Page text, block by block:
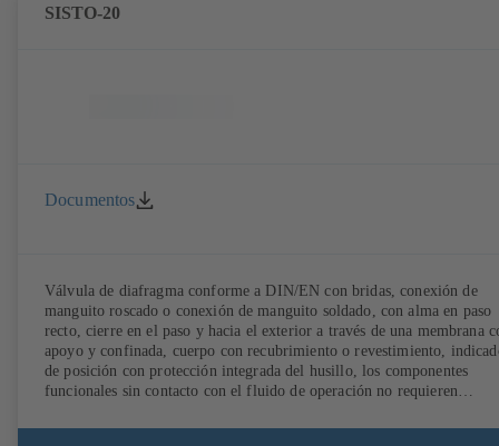
SISTO-20
Documentos
Válvula de diafragma conforme a DIN/EN con bridas, conexión de
manguito roscado o conexión de manguito soldado, con alma en paso
recto, cierre en el paso y hacia el exterior a través de una membrana
apoyo y confinada, cuerpo con recubrimiento o revestimiento,
de posición con protección integrada del husillo, los componentes
funcionales sin contacto con el fluido de operación no requieren